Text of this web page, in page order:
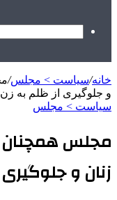
خانه/سیاست > مجلس/
و جلوگیری از ظلم به زن
سیاست > مجلس
مجلس
زنان و